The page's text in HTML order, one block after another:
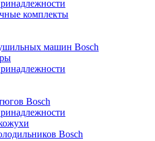
комплекты
машин Bosch
Bosch
Bosch